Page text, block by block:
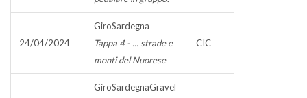
24/04/2024
GiroSardegna
Tappa 4 - ... strade e
monti del Nuorese
CIC
GiroSardegnaGravel